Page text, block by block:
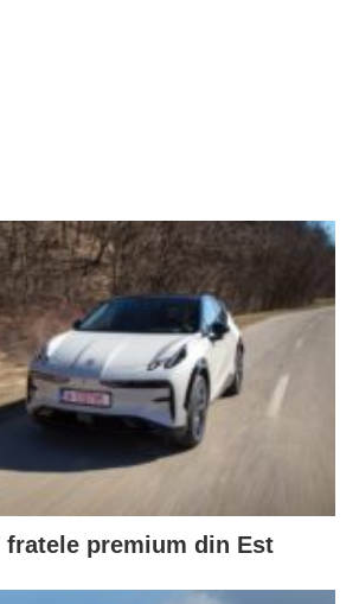
fratele premium din Est